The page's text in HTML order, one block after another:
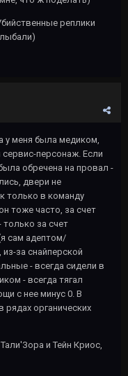
реплики
у меня была медиком,
персонаж. Если
обречена на провал -
двери не
только в команду
тоже часто, за счет
за счет
сам адептом/
за снайперской
- всегда сидели в
- всегда тягал
с нее минус 0. В
рядах органических
и Тейн Криос,